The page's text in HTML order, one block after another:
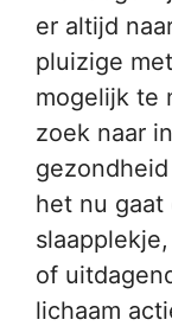
er altijd
pluizige
mogelijk te
zoek naar
het nu gaat
of
lichaam